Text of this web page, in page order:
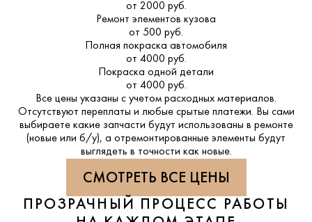
от 2000 руб.
Ремонт элементов кузова
от 500 руб.
Полная покраска автомобиля
от 4000 руб.
Покраска одной детали
от 4000 руб.
Все цены указаны с учетом расходных материалов.
Отсутствуют переплаты и любые срытые платежи. Вы сами
выбираете какие запчасти будут использованы в ремонте
(новые или б/у), а отремонтированные элементы будут
выглядеть в точности как новые.
СМОТРЕТЬ ВСЕ ЦЕНЫ
ПРОЗРАЧНЫЙ ПРОЦЕСС РАБОТЫ